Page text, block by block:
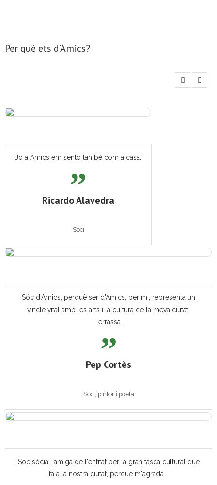
Per què ets d’Amics?
Jo a Amics em sento tan bé com a casa.
Ricardo Alavedra
Soci
Sóc d'Amics, perquè ser d'Amics, per mi, representa un
vincle vital amb les arts i la cultura de la meva ciutat,
Terrassa.
Pep Cortès
Soci, pintor i poeta
Sóc sòcia i amiga de l'entitat per la gran tasca cultural que
fa a la nostra ciutat, perquè m'agrada...